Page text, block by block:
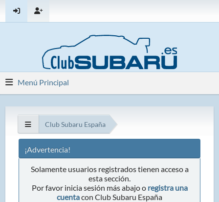
Menú Principal
Club Subaru España
¡Advertencia!
Solamente usuarios registrados tienen acceso a
esta sección.
Por favor inicia sesión más abajo o registra una
cuentacon Club Subaru España